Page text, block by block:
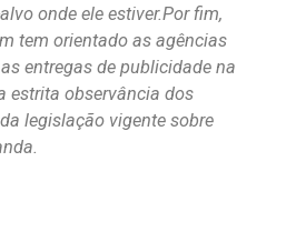
onde ele estiver.Por fim,
tem orientado as agências
entregas de publicidade na
estrita observância dos
legislação vigente sobre